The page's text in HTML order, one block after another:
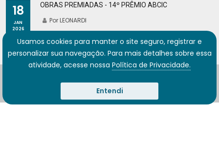
18
JAN
2026
OBRAS PREMIADAS - 14º PRÊMIO ABCIC
Por LEONARDI
Carvalho
Usamos cookies para manter o site seguro, registrar e
personalizar sua navegação. Para mais detalhes sobre essa
atividade, acesse nossa Política de Privacidade.
Entendi